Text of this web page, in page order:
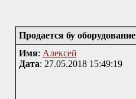
Продается бу оборудование
Имя: Алексей
Дата: 27.05.2018 15:49:19